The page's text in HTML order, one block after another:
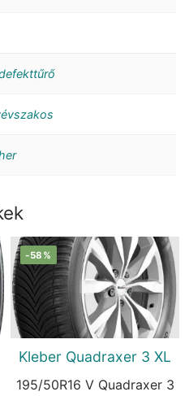
-58%
Kleber Quadraxer 3 XL
195/50R16 V Quadraxer 3